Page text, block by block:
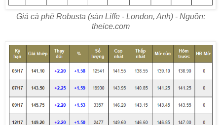
Giá cà phê Robusta (sàn Liffe - London, Anh) - Nguồn:
theice.com